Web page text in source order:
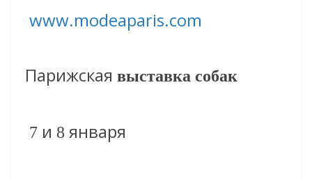
www.modeaparis.com
Парижская выставка собак
7 и 8 января